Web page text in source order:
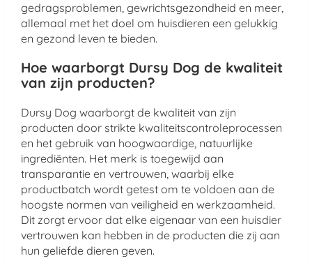
gedragsproblemen, gewrichtsgezondheid en meer,
allemaal met het doel om huisdieren een gelukkig
en gezond leven te bieden.
Hoe waarborgt Dursy Dog de kwaliteit
van zijn producten?
Dursy Dog waarborgt de kwaliteit van zijn
producten door strikte kwaliteitscontroleprocessen
en het gebruik van hoogwaardige, natuurlijke
ingrediënten. Het merk is toegewijd aan
transparantie en vertrouwen, waarbij elke
productbatch wordt getest om te voldoen aan de
hoogste normen van veiligheid en werkzaamheid.
Dit zorgt ervoor dat elke eigenaar van een huisdier
vertrouwen kan hebben in de producten die zij aan
hun geliefde dieren geven.